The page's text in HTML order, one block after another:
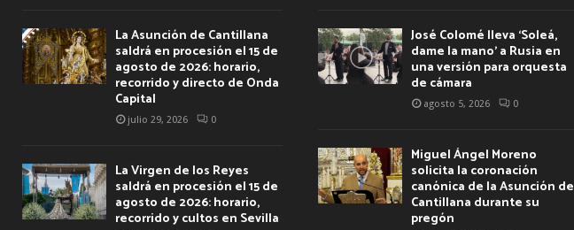
La Asunción de Cantillana
saldrá en procesión el 15 de
agosto de 2026: horario,
recorrido y directo de Onda
Capital
julio 29, 2026 0
La Virgen de los Reyes
saldrá en procesión el 15 de
agosto de 2026: horario,
recorrido y cultos en Sevilla
José Colomé lleva ‘Soleá,
dame la mano’ a Rusia en
una versión para orquesta
de cámara
agosto 5, 2026 0
Miguel Ángel Moreno
solicita la coronación
canónica de la Asunción de
Cantillana durante su
pregón